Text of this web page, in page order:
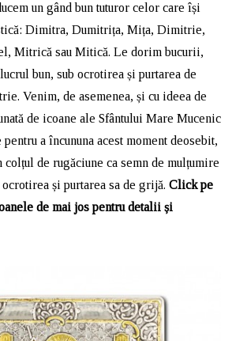
un gând bun tuturor celor care își
Dimitra, Dumitrița, Mița, Dimitrie,
Mitrică sau Mitică. Le dorim bucurii,
bun, sub ocrotirea și purtarea de
Venim, de asemenea, și cu ideea de
de icoane ale Sfântului Mare Mucenic
a încununa acest moment deosebit,
de rugăciune ca semn de mulțumire
ocrotirea și purtarea sa de grijă.Click pe
de mai jos pentru detalii și